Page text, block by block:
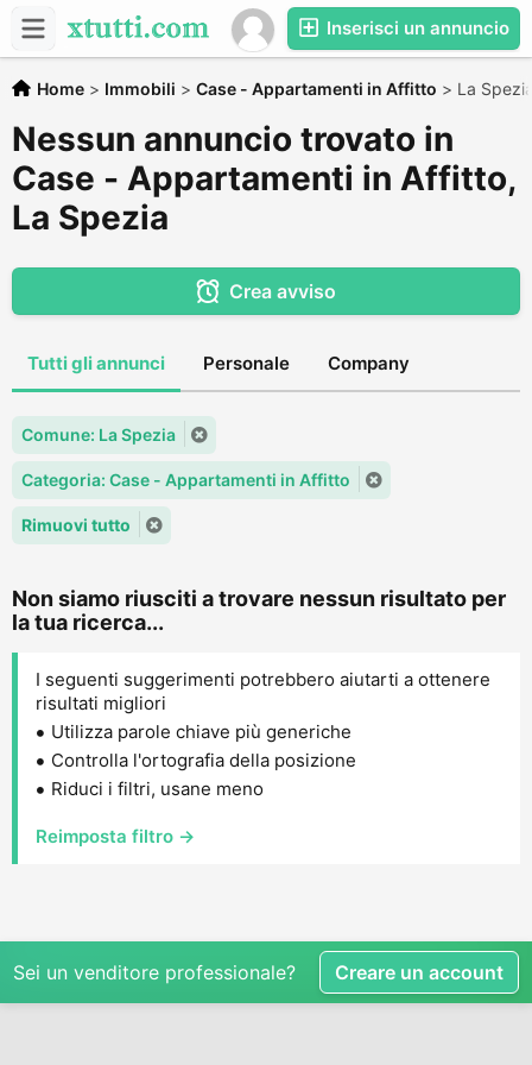
Inserisci un annuncio
Home > Immobili > Case - Appartamenti in Affitto > La
Nessun annuncio trovato in
Case - Appartamenti in Affitto,
La Spezia
Crea avviso
Tutti gli annunci Personale Company
Comune: La Spezia
Categoria: Case - Appartamenti in Affitto
Rimuovi tutto
Non siamo riusciti a trovare nessun risultato per
la tua ricerca...
I seguenti suggerimenti potrebbero aiutarti a ottenere
risultati migliori
Utilizza parole chiave più generiche
Controlla l'ortografia della posizione
Riduci i filtri, usane meno
Reimposta filtro →
Sei un venditore professionale? Creare un account